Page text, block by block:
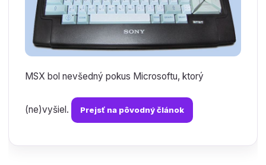
MSX bol nevšedný pokus Microsoftu, ktorý
(ne)vyšiel. Prejsť na pôvodný článok